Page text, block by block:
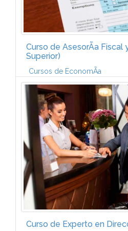
Curso de AsesorÃ­a Fiscal
Superior)
Cursos de EconomÃ­a
Impuesto sobre la Renta:
base imponible (I) Rentas
Rendimientos del trabajo.
Curso de Experto en